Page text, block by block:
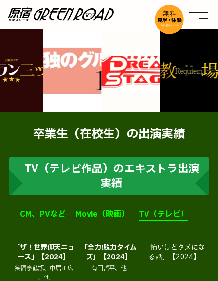
卒業生（在校生）の出演実績
TV（テレビ作品）のエキストラ出演
実績
CM、PVなど Movie（映画） TV（テレビ）
「ザ！世界仰天ニュ
ース」【2024】
笑福亭鶴瓶、中居正広
、他
「全力!脱力タイム
ズ」【2024】
有田哲平、他
「怖いけどタメにな
る話」【2024】